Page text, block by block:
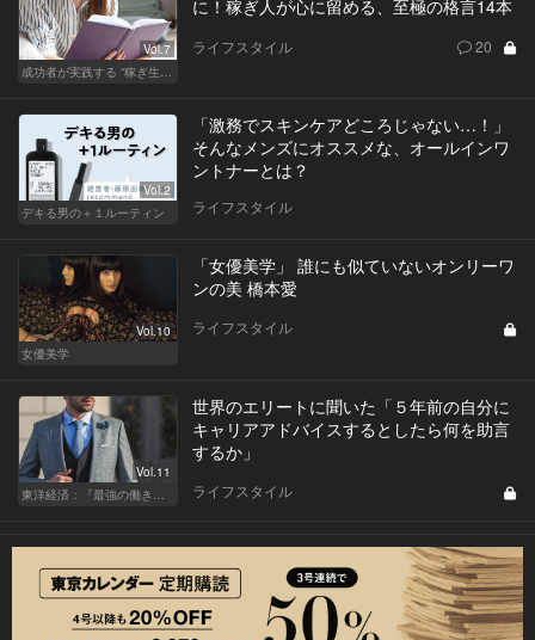
Vol.7
成功者が実践する “稼ぎ生活”
に！稼ぎ人が心に留める、至極の格言14本
ライフスタイル 20
Vol.2
デキる男の＋１ルーティン
「激務でスキンケアどころじゃない…！」
そんなメンズにオススメな、オールインワ
ントナーとは？
ライフスタイル
Vol.10
女優美学
「女優美学」 誰にも似ていないオンリーワ
ンの美 橋本愛
ライフスタイル
Vol.11
東洋経済：『最強の働き方』『一流の育て方』
世界のエリートに聞いた「５年前の自分に
キャリアアドバイスするとしたら何を助言
するか」
ライフスタイル